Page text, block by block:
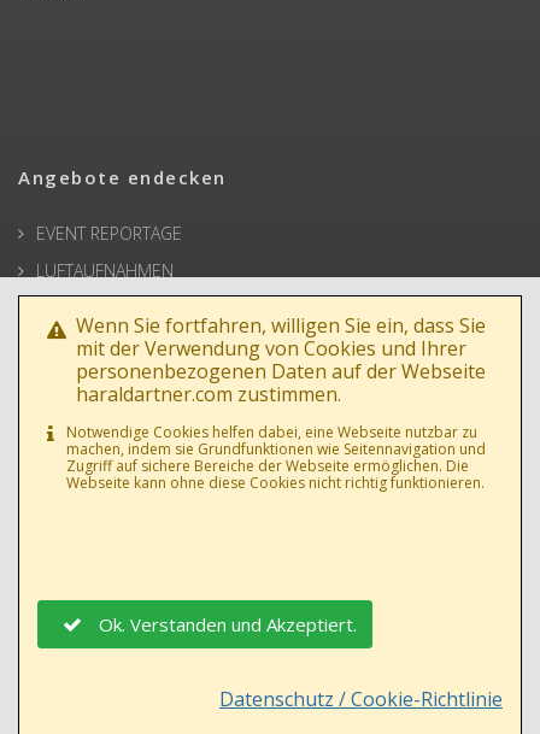
Angebote endecken
EVENT REPORTAGE
LUFTAUFNAHMEN
BUSINESSPORTRAIT
WERBEFOTOS
PRESSE
Wenn Sie fortfahren, willigen Sie ein, dass Sie
mit der Verwendung von Cookies und Ihrer
personenbezogenen Daten auf der Webseite
haraldartner.com zustimmen.
Notwendige Cookies helfen dabei, eine Webseite nutzbar zu
machen, indem sie Grundfunktionen wie Seitennavigation und
Zugriff auf sichere Bereiche der Webseite ermöglichen. Die
Webseite kann ohne diese Cookies nicht richtig funktionieren.
Ok. Verstanden und Akzeptiert.
Datenschutz / Cookie-Richtlinie